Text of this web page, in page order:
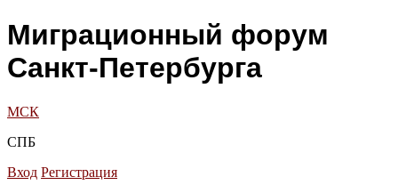
Миграционный форум
Санкт-Петербурга
МСК
СПБ
Вход Регистрация